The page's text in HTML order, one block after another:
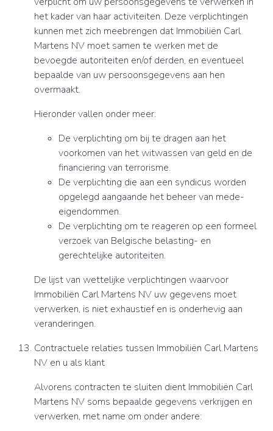
het kader van haar activiteiten. Deze verplichtingen
kunnen met zich meebrengen dat Immobiliën Carl
Martens NV moet samen te werken met de
bevoegde autoriteiten en/of derden, en eventueel
bepaalde van uw persoonsgegevens aan hen
overmaakt.
Hieronder vallen onder meer:
De verplichting om bij te dragen aan het
voorkomen van het witwassen van geld en de
financiering van terrorisme.
De verplichting die aan een syndicus worden
opgelegd aangaande het beheer van mede-
eigendommen.
De verplichting om te reageren op een formeel
verzoek van Belgische belasting- en
gerechtelijke autoriteiten.
De lijst van wettelijke verplichtingen waarvoor
Immobiliën Carl Martens NV uw gegevens moet
verwerken, is niet exhaustief en is onderhevig aan
veranderingen.
Contractuele relaties tussen Immobiliën Carl Martens
NV en u als klant
Alvorens contracten te sluiten dient Immobiliën Carl
Martens NV soms bepaalde gegevens verkrijgen en
verwerken, met name om onder andere: